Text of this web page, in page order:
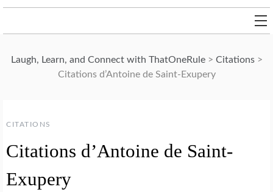
Laugh, Learn, and Connect with ThatOneRule> Citations>
Citations d’Antoine de Saint-Exupery
CITATIONS
Citations d’Antoine de Saint-
Exupery